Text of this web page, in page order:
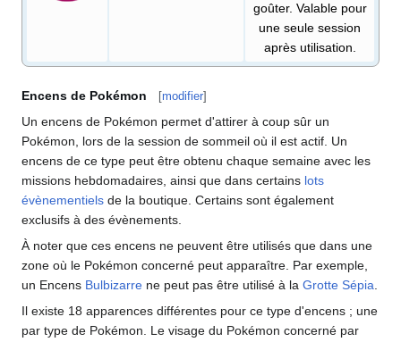
goûter. Valable pour
une seule session
après utilisation.
Encens de Pokémon [modifier]
Un encens de Pokémon permet d'attirer à coup sûr un
Pokémon, lors de la session de sommeil où il est actif. Un
encens de ce type peut être obtenu chaque semaine avec les
missions hebdomadaires, ainsi que dans certains lots
évènementiels de la boutique. Certains sont également
exclusifs à des évènements.
À noter que ces encens ne peuvent être utilisés que dans une
zone où le Pokémon concerné peut apparaître. Par exemple,
un Encens Bulbizarre ne peut pas être utilisé à la Grotte Sépia
Il existe 18 apparences différentes pour ce type d'encens ; une
par type de Pokémon. Le visage du Pokémon concerné par